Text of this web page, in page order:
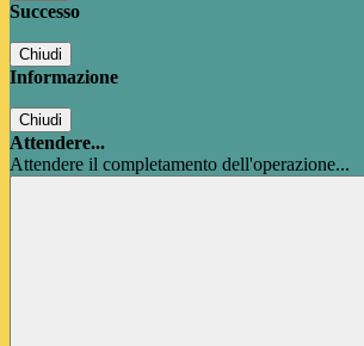
Successo
Chiudi
Informazione
Chiudi
Attendere...
Attendere il completamento dell'operazione...